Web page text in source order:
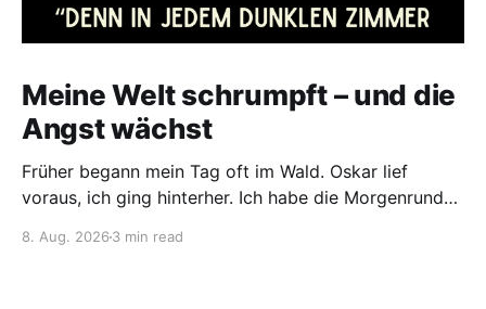
Meine Welt schrumpft – und die
Angst wächst
Früher begann mein Tag oft im Wald. Oskar lief
voraus, ich ging hinterher. Ich habe die Morgenrunden
sehen und zu spüren. Nur wir beide. Manchmal im
8. Aug. 2026 3 min read